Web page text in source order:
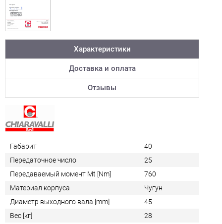
Характеристики
Доставка и оплата
Отзывы
Габарит
40
Передаточное число
25
Передаваемый момент Mt [Nm]
760
Материал корпуса
Чугун
Диаметр выходного вала [mm]
45
Вес [кг]
28